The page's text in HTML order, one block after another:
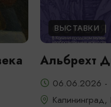
ВЫСТАВКИ
Альбрехт
06.06.2026 -
Калининград,